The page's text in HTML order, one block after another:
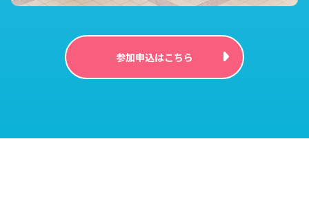
参加申込はこちら